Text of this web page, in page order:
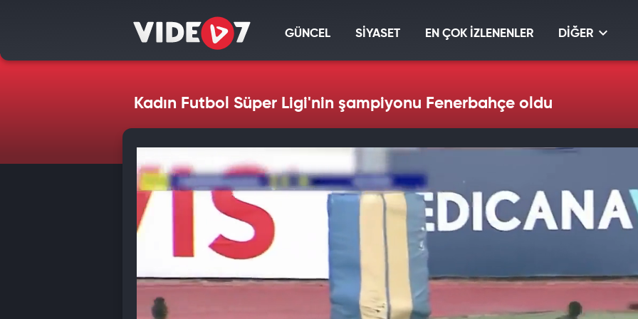
GÜNCEL SİYASET EN ÇOK İZLENENLER DİĞER
Kadın Futbol Süper Ligi'nin şampiyonu Fenerbahçe oldu